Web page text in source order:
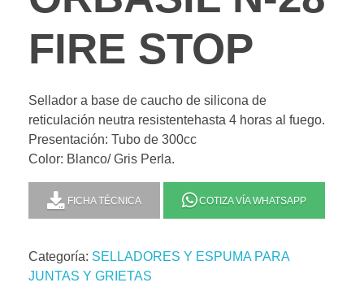
FIRE STOP
Sellador a base de caucho de silicona de
reticulación neutra resistentehasta 4 horas al fuego.
Presentación: Tubo de 300cc
Color: Blanco/ Gris Perla.
FICHA TÉCNICA COTIZA VÍA WHATSAPP
Categoría: SELLADORES Y ESPUMA PARA
JUNTAS Y GRIETAS